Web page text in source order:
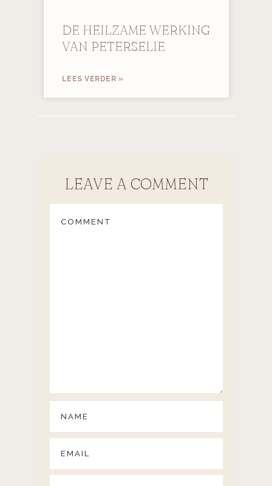
DE HEILZAME WERKING
VAN PETERSELIE
LEES VERDER »
LEAVE A COMMENT